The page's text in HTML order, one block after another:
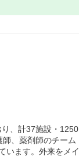
、計37施設・1250
、薬剤師のチーム
います。外来をメイ